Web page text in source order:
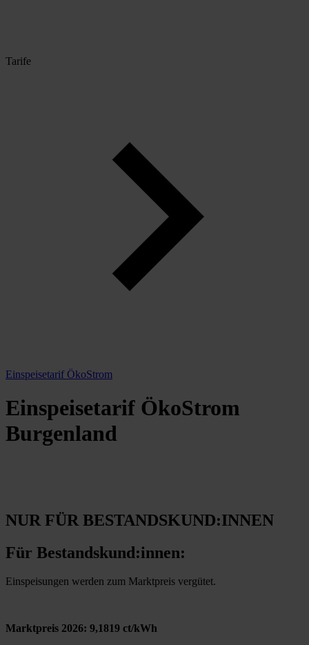
Tarife
Einspeisetarif ÖkoStrom
Einspeisetarif ÖkoStrom
Burgenland
NUR FÜR BESTANDSKUND:INNEN
Für Bestandskund:innen:
Einspeisungen werden zum Marktpreis vergütet.
Marktpreis 2026: 9,1819 ct/kWh